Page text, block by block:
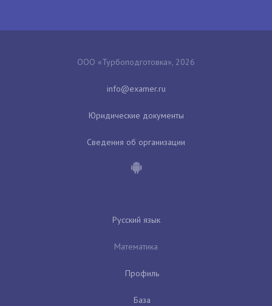
ООО «Турбоподготовка», 2026
Юридические документы
Сведения об организации
Русский язык
Математика
Профиль
База